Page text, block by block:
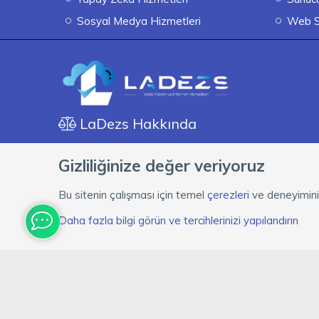
Sosyal Medya Hizmetleri
Web
LaDezs Hakkında
firmamız bir çok web tabanlı sistemlerin sorunlarına
servisleride sağlamaktayız.
Türkçe (TR)
Gizliliğinize değer veriyoruz
Bu sitenin çalışması için temel çerezleri ve
Daha fazla bilgi görün ve tercihlerinizi yapılandırın